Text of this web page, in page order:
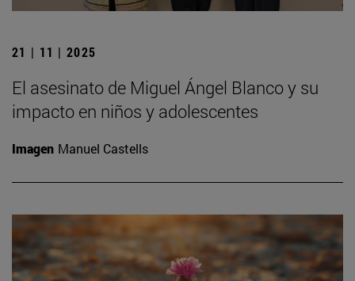
21 | 11 | 2025
El asesinato de Miguel Ángel Blanco y su
impacto en niños y adolescentes
Imagen Manuel Castells